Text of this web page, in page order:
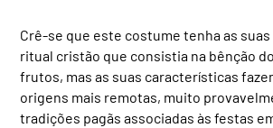
Crê-se que este costume tenha as
ritual cristão que consistia na bênção
frutos, mas as suas características
origens mais remotas, muito
tradições pagãs associadas às festas